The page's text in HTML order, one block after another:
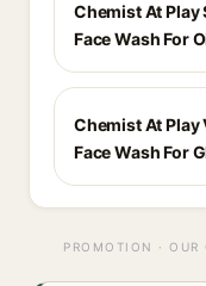
Chemist At Play
Face Wash For
Chemist At
Face Wash For
PROMOTION ·